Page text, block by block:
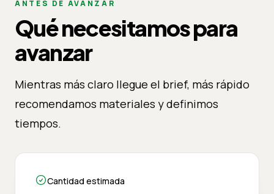
ANTES DE AVANZAR
Qué necesitamos para
avanzar
Mientras más claro llegue el brief, más rápido
recomendamos materiales y definimos
tiempos.
Cantidad estimada